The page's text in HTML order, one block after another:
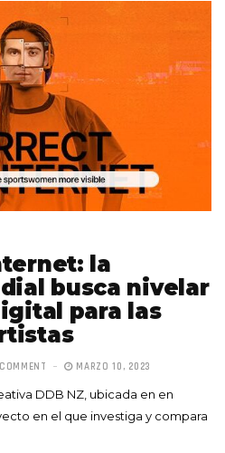
la
busca nivelar
para las
MARZO 10, 2023
DDB NZ, ubicada en en
en el que investiga y compara